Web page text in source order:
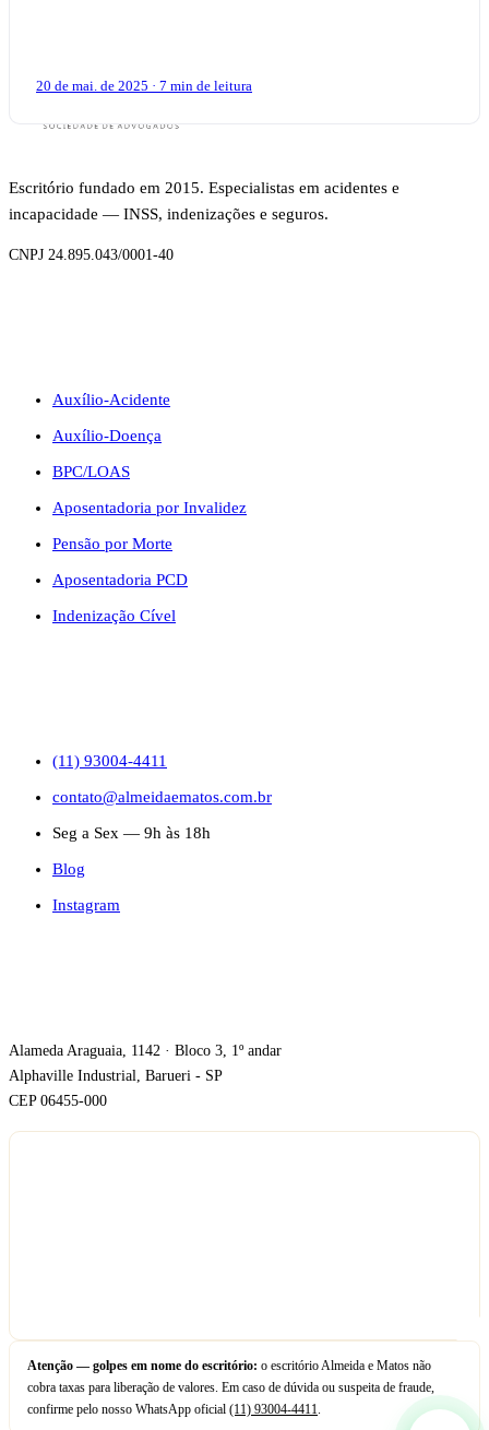
20 de mai. de 2025 · 7 min de leitura
Escritório fundado em 2015. Especialistas em acidentes e
incapacidade — INSS, indenizações e seguros.
CNPJ 24.895.043/0001-40
Auxílio-Acidente
Auxílio-Doença
BPC/LOAS
Aposentadoria por Invalidez
Pensão por Morte
Aposentadoria PCD
Indenização Cível
(11) 93004-4411
contato@almeidaematos.com.br
Seg a Sex — 9h às 18h
Blog
Instagram
Alameda Araguaia, 1142 · Bloco 3, 1º andar
Alphaville Industrial, Barueri - SP
CEP 06455-000
Atenção — golpes em nome do escritório: o escritório Almeida e Matos não
cobra taxas para liberação de valores. Em caso de dúvida ou suspeita de fraude,
confirme pelo nosso WhatsApp oficial (11) 93004-4411.